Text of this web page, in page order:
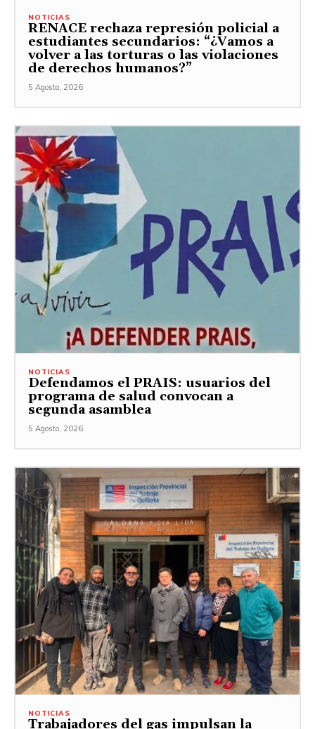
NOTICIAS
RENACE rechaza represión policial a
estudiantes secundarios: “¿Vamos a
volver a las torturas o las violaciones
de derechos humanos?”
5 Agosto, 2026
NOTICIAS
Defendamos el PRAIS: usuarios del
programa de salud convocan a
segunda asamblea
5 Agosto, 2026
NOTICIAS
Trabajadores del gas impulsan la